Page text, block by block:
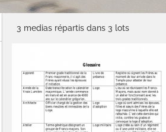
3 medias répartis dans 3 lots